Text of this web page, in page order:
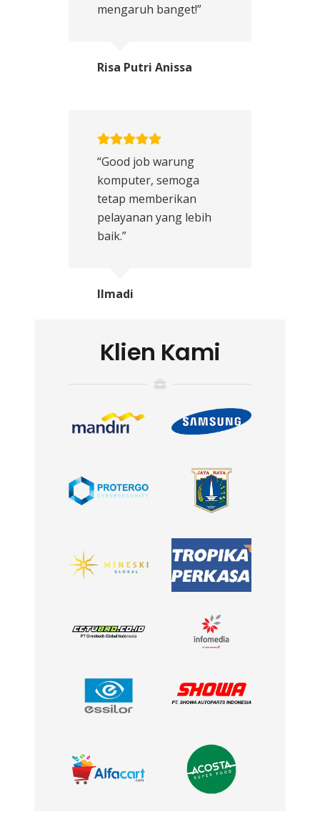
mengaruh banget!”
Risa Putri Anissa
“Good job warung
komputer, semoga
tetap memberikan
pelayanan yang lebih
baik.”
Ilmadi
Klien Kami